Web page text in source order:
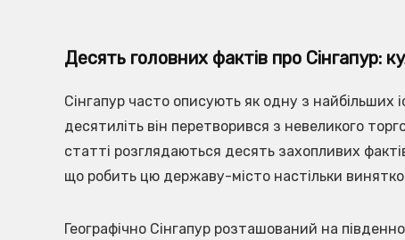
Десять головних фактів про Сінгапур:
Сінгапур часто описують як одну з найбільших
десятиліть він перетворився з невеликого
статті розглядаються десять захопливих
що робить цю державу-місто настільки
Географічно Сінгапур розташований на